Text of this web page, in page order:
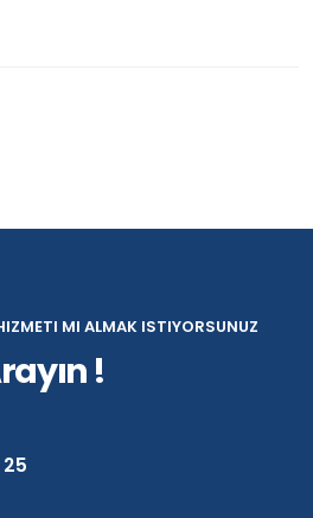
MI ALMAK ISTIYORSUNUZ
!